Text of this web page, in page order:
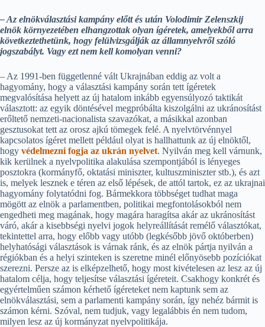
– Az elnökválasztási kampány előtt és után Volodimir Zelenszkij
elnök környezetében elhangzottak olyan ígéretek, amelyekből arra
következtethetünk, hogy felülvizsgálják az államnyelvről szóló
jogszabályt. Vagy ezt nem kell komolyan venni?
– Az 1991-ben függetlenné vált Ukrajnában eddig az volt a
hagyomány, hogy a választási kampány során tett ígéretek
megvalósítása helyett az új hatalom inkább egyensúlyozó taktikát
választott: az egyik döntésével megpróbálta kiszolgálni az ukránosítást
erőltető nemzeti-nacionalista szavazókat, a másikkal azonban
gesztusokat tett az orosz ajkú tömegek felé. A nyelvtörvénnyel
kapcsolatos ígéret mellett például olyat is hallhattunk az új elnöktől,
hogy védelmezni fogja az ukrán nyelvet. Nyilván meg kell várnunk,
kik kerülnek a nyelvpolitika alakulása szempontjából is lényeges
posztokra (kormányfő, oktatási miniszter, kultuszminiszter stb.), és azt
is, melyek lesznek e téren az első lépések, de attól tartok, ez az ukrajnai
hagyomány folytatódni fog. Bármekkora többséget tudhat maga
mögött az elnök a parlamentben, politikai megfontolásokból nem
engedheti meg magának, hogy magára haragítsa akár az ukránosítást
váró, akár a kisebbségi nyelvi jogok helyreállítását remélő választókat,
tekintettel arra, hogy előbb vagy utóbb (legkésőbb jövő októberben)
helyhatósági választások is várnak ránk, és az elnök pártja nyilván a
régiókban és a helyi szinteken is szeretne minél előnyösebb pozíciókat
szerezni. Persze az is elképzelhető, hogy most kivételesen az lesz az új
hatalom célja, hogy teljesítse választási ígéreteit. Csakhogy konkrét és
egyértelműen számon kérhető ígéreteket nem kaptunk sem az
elnökválasztási, sem a parlamenti kampány során, így nehéz bármit is
számon kérni. Szóval, nem tudjuk, vagy legalábbis én nem tudom,
milyen lesz az új kormányzat nyelvpolitikája.